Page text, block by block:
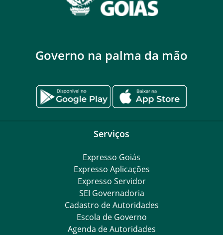
Governo na palma da mão
Serviços
Expresso Goiás
Expresso Aplicações
Expresso Servidor
SEI Governadoria
Cadastro de Autoridades
Escola de Governo
Agenda de Autoridades